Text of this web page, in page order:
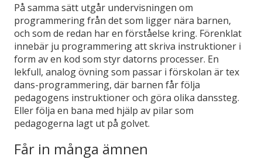
På samma sätt utgår undervisningen om
programmering från det som ligger nära barnen,
och som de redan har en förståelse kring. Förenklat
innebär ju programmering att skriva instruktioner i
form av en kod som styr datorns processer. En
lekfull, analog övning som passar i förskolan är tex
dans-programmering, där barnen får följa
pedagogens instruktioner och göra olika danssteg.
Eller följa en bana med hjälp av pilar som
pedagogerna lagt ut på golvet.
Får in många ämnen